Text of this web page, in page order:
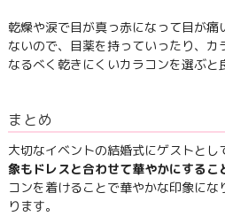
乾燥や涙で目が真っ赤になって目が痛
ないので、目薬を持っていったり、カ
なるべく乾きにくいカラコンを選ぶと
まとめ
大切なイベントの結婚式にゲストとし
象もドレスと合わせて華やかにするこ
コンを着けることで華やかな印象に
ります。